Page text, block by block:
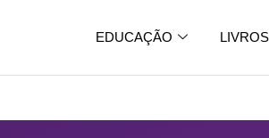
EDUCAÇÃO LIVROS